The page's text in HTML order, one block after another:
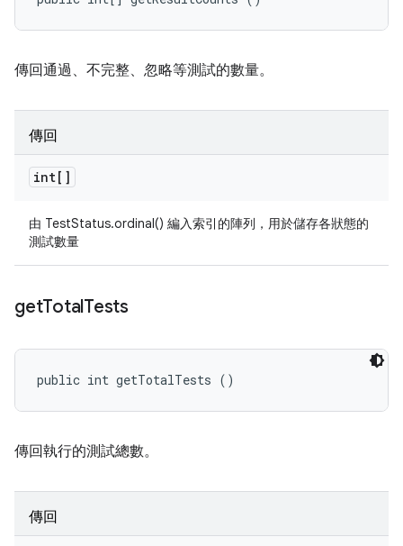
傳回通過、不完整、忽略等測試的數量。
傳回
int[]
由 TestStatus.ordinal() 編入索引的陣列，用於儲存各狀態的
測試數量
getTotalTests
public int getTotalTests ()
傳回執行的測試總數。
傳回